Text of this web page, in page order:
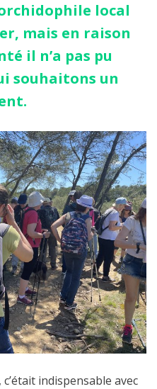
local
mais en raison
il n’a pas pu
souhaitons un
indispensable avec